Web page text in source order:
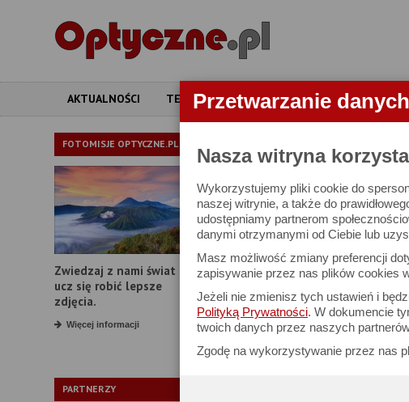
Przetwarzanie
Nasza witryna
Wykorzystujemy pliki cookie do
naszej witrynie, a także do
udostępniamy partnerom
danymi otrzymanymi od Ciebie lub
Masz możliwość zmiany preferencji
zapisywanie przez nas plików cookies
Jeżeli nie zmienisz tych ustawień i
Polityką Prywatności. W dokumencie
twoich danych przez naszych
Zgodę na wykorzystywanie przez nas
AKTUALNOŚCI TESTY ARTYKUŁY APARATY
FOTOMISJE OPTYCZNE.PL
Zwiedzaj z nami świat i
ucz się robić lepsze
zdjęcia.
Więcej informacji
PARTNERZY
LORNETKI
W bazie znajduje
Proszę podać
Producent:
Model:
Średnica obiektywu: